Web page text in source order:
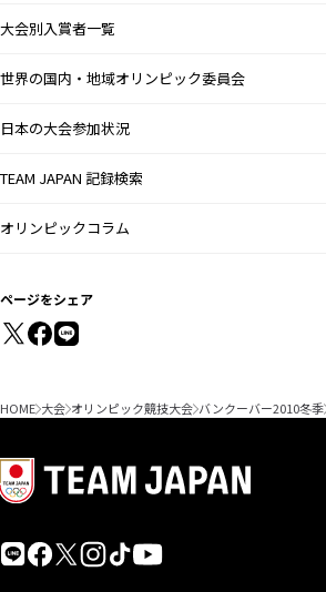
大会別入賞者一覧
世界の国内・地域オリンピック委員会
日本の大会参加状況
TEAM JAPAN 記録検索
オリンピックコラム
ページをシェア
HOME 大会 オリンピック競技大会 バンクーバー2010冬季